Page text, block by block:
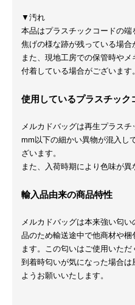
▼汚れ
本品はプラスチックコードの端
焦げの様な跡が残っている場合
また、現地工房での保管時や
付着している場合がございます。
使用しているプラスチック
メルカドバッグは再生プラス
mm以下の細かい異物が混入し
ざいます。
また、入荷時期により色味が異
輸入品由来の商品特性
メルカドバッグは本来強い匂
品のため輸送途中で他商材や
ます。この匂いはご使用いた
到着時匂いが気になった場合は
ようお願いいたします。